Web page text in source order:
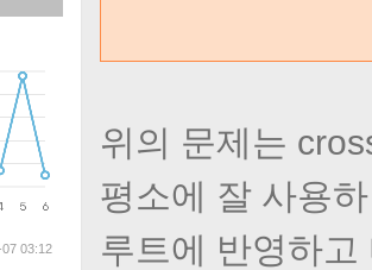
03:12
위의 문제는
평소에 잘 사용
루트에 반영하